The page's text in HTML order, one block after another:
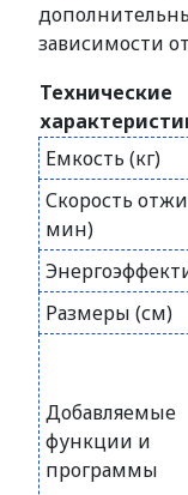
зависимости
Технические
Емкость (кг)
Скорость
мин)
Размеры (см)
Добавляемые
функции и
программы